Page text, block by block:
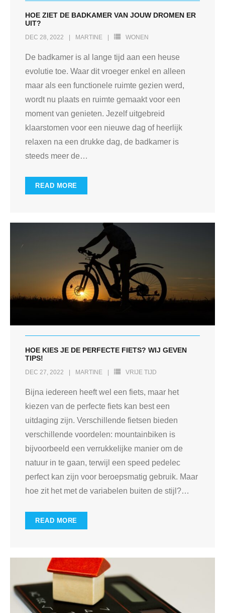
HOE ZIET DE BADKAMER VAN JOUW DROMEN ER
UIT?
DEC 28, 2022 MARTINE WONEN
De badkamer is al lange tijd aan een heuse
evolutie toe. Waar dit vroeger enkel en alleen
maar als een functionele ruimte gezien werd,
wordt nu plaats en ruimte gemaakt voor een
moment van genieten. Jezelf uitgebreid
klaarstomen voor een nieuwe dag of heerlijk
relaxen na een drukke dag, de badkamer is
steeds meer de…
READ MORE
HOE KIES JE DE PERFECTE FIETS? WIJ GEVEN
TIPS!
DEC 27, 2022 MARTINE VRIJE TIJD
Bijna iedereen heeft wel een fiets, maar het
kiezen van de perfecte fiets kan best een
uitdaging zijn. Verschillende fietsen bieden
verschillende voordelen: mountainbiken is
bijvoorbeeld een verrukkelijke manier om de
natuur in te gaan, terwijl een speed pedelec
perfect kan zijn voor beroepsmatig gebruik. Maar
hoe zit het met de variabelen buiten de stijl?…
READ MORE